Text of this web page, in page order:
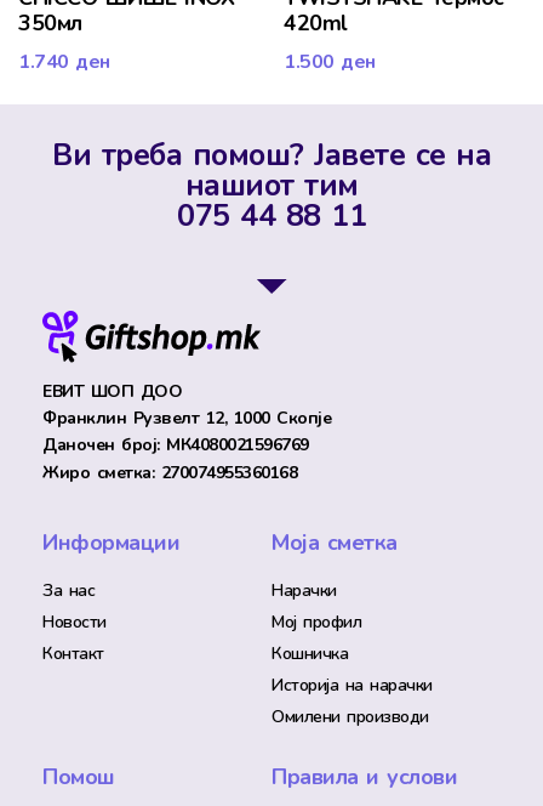
350мл
1.740 ден
420ml
1.500 ден
Ви треба помош? Јавете се на
нашиот тим
075 44 88 11
ЕВИТ ШОП ДОО
Франклин Рузвелт 12, 1000 Скопје
Даночен број: МК4080021596769
Жиро сметка: 270074955360168
Информации
За нас
Новости
Контакт
Моја сметка
Нарачки
Мој профил
Кошничка
Историја на нарачки
Омилени производи
Помош Правила и услови